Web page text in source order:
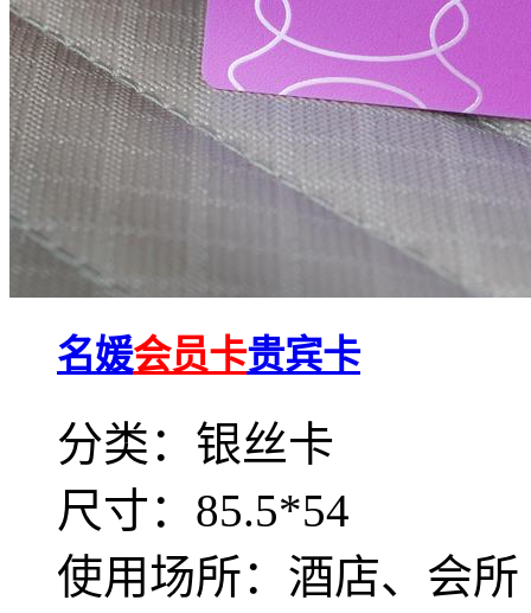
名媛会员卡贵宾卡
分类：银丝卡
尺寸：85.5*54
使用场所：酒店、会所